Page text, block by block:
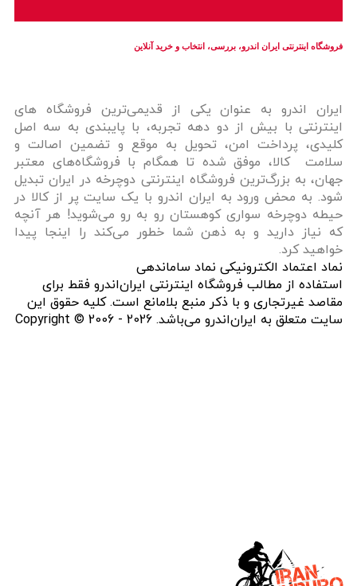
فروشگاه اینترنتی ایران‌ اندرو، بررسی، انتخاب و خرید آنلاین
ایران‌ اندرو به عنوان یکی از قدیمی‌ترین فروشگاه های
اینترنتی با بیش از دو دهه تجربه، با پایبندی به سه اصل
کلیدی، پرداخت امن، تحویل به موقع و تضمین اصالت و
سلامت کالا، موفق شده تا همگام با فروشگاه‌های معتبر
جهان، به بزرگ‌ترین فروشگاه اینترنتی دوچرخه در ایران تبدیل
شود. به محض ورود به ایران‌ اندرو با یک سایت پر از کالا در
حیطه دوچرخه سواری کوهستان رو به رو می‌شوید! هر آنچه
که نیاز دارید و به ذهن شما خطور می‌کند را اینجا پیدا
خواهید کرد.
نماد اعتماد الکترونیکی نماد ساماندهی
استفاده از مطالب فروشگاه اینترنتی ایران‌اندرو فقط برای
مقاصد غیرتجاری و با ذکر منبع بلامانع است. کلیه حقوق این
سایت متعلق به ایران‌اندرو می‌باشد. Copyright © 2006 - 2026